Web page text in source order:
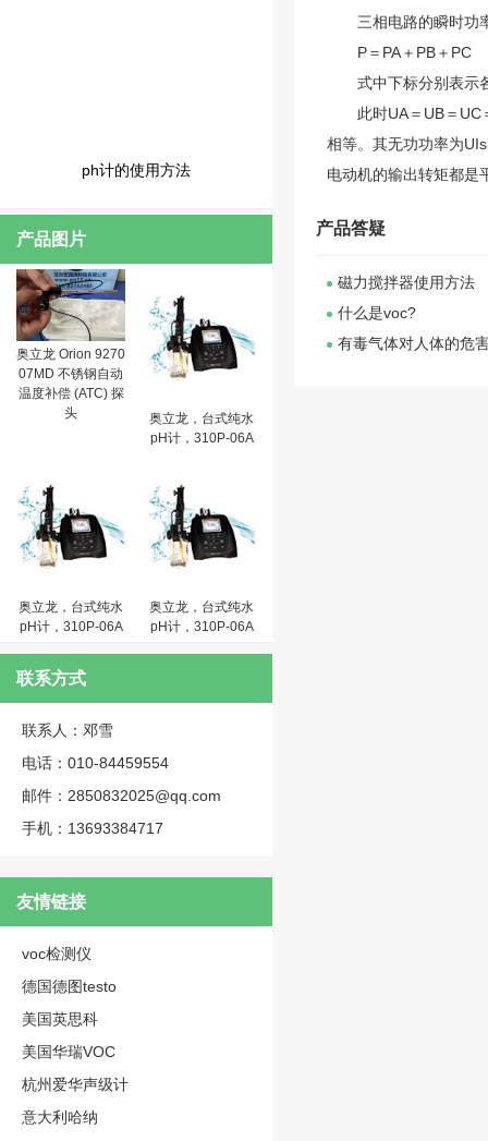
ph计的使用方法
产品图片
奥立龙 Orion 9270
07MD 不锈钢自动
温度补偿 (ATC) 探
头
奥立龙，台式纯水
pH计，310P-06A
奥立龙，台式纯水
pH计，310P-06A
奥立龙，台式纯水
pH计，310P-06A
联系方式
联系人：邓雪
电话：010-84459554
邮件：2850832025@qq.com
手机：13693384717
友情链接
voc检测仪
德国德图testo
美国英思科
美国华瑞VOC
杭州爱华声级计
意大利哈纳
三相电路的瞬时功率
P＝PA＋PB＋PC
式中下标分别表示
此时UA＝UB＝UC＝
相等。其无功功率为
电动机的输出转矩都是
产品答疑
磁力搅拌器使用方法
什么是voc?
有毒气体对人体的危